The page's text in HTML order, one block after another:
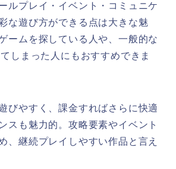
ルプレイ・イベント・コミュニケ
な遊び方ができる点は大きな魅
ームを探している人や、一般的な
しまった人にもおすすめできま
びやすく、課金すればさらに快適
スも魅力的。攻略要素やイベント
、継続プレイしやすい作品と言え